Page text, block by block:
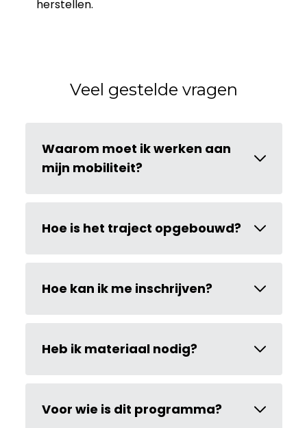
herstellen.
Veel gestelde vragen
Waarom moet ik werken aan
mijn mobiliteit?
Hoe is het traject opgebouwd?
Hoe kan ik me inschrijven?
Heb ik materiaal nodig?
Voor wie is dit programma?